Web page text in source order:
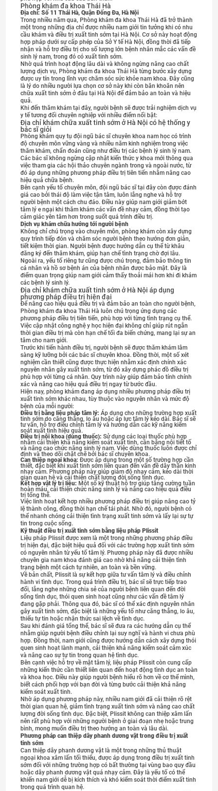
Phòng khám đa khoa Thái Hà
Địa chỉ: Số 11 Thái Hà, Quận Đống Đa, Hà Nội
Trong nhiều năm qua, Phòng khám đa khoa Thái Hà đã trở thành
một trong những địa chỉ được nhiều nam giới tin tưởng khi có nhu
cầu khám và điều trị xuất tinh sớm tại Hà Nội. Cơ sở này hoạt động
hợp pháp dưới sự cấp phép của Sở Y tế Hà Nội, đồng thời đã tiếp
nhận và hỗ trợ điều trị cho số lượng lớn bệnh nhân mắc các vấn đề
sinh lý nam, trong đó có xuất tinh sớm.
Nhờ quá trình hoạt động lâu dài và không ngừng nâng cao chất
lượng dịch vụ, Phòng khám đa khoa Thái Hà từng bước xây dựng
được uy tín trong lĩnh vực chăm sóc sức khỏe nam khoa. Đây cũng
là lý do nhiều người lựa chọn cơ sở này khi còn băn khoăn nên
chữa xuất tinh sớm ở đâu tại Hà Nội để đảm bảo an toàn và hiệu
quả.
Khi đến thăm khám tại đây, người bệnh sẽ được trải nghiệm dịch vụ
y tế tương đối chuyên nghiệp với nhiều điểm nổi bật:
Địa chỉ khám chữa xuất tinh sớm ở Hà Nội có hệ thống y
bác sĩ giỏi
Phòng khám quy tụ đội ngũ bác sĩ chuyên khoa nam học có trình
độ chuyên môn vững vàng và nhiều năm kinh nghiệm trong việc
thăm khám, chẩn đoán cũng như điều trị các bệnh lý sinh lý nam.
Các bác sĩ không ngừng cập nhật kiến thức y khoa mới thông qua
việc tham gia các hội thảo chuyên ngành trong và ngoài nước, từ
đó áp dụng những phương pháp điều trị tiên tiến nhằm nâng cao
hiệu quả chữa bệnh.
Bên cạnh yếu tố chuyên môn, đội ngũ bác sĩ tại đây còn được đánh
giá cao bởi thái độ làm việc tận tâm, luôn lắng nghe và hỗ trợ
người bệnh một cách chu đáo. Điều này giúp nam giới giảm bớt
tâm lý e ngại khi thăm khám các vấn đề nhạy cảm, đồng thời tạo
cảm giác yên tâm hơn trong suốt quá trình điều trị.
Dịch vụ khám chữa hướng tới người bệnh
Không chỉ chú trọng vào chuyên môn, phòng khám còn xây dựng
quy trình tiếp đón và chăm sóc người bệnh theo hướng đơn giản,
tiết kiệm thời gian. Người bệnh được hướng dẫn cụ thể từ khâu
đăng ký đến thăm khám, giúp hạn chế tình trạng chờ đợi lâu.
Ngoài ra, yếu tố riêng tư cũng được chú trọng, đảm bảo thông tin
cá nhân và hồ sơ bệnh án của bệnh nhân được bảo mật. Đây là
điểm quan trọng giúp nam giới cảm thấy thoải mái hơn khi đi khám
các bệnh lý sinh lý.
Địa chỉ khám chữa xuất tinh sớm ở Hà Nội áp dụng
phương pháp điều trị hiện đại
Để nâng cao hiệu quả điều trị và đảm bảo an toàn cho người bệnh,
Phòng khám đa khoa Thái Hà luôn chú trọng ứng dụng các
phương pháp điều trị tiên tiến, phù hợp với từng tình trạng cụ thể.
Việc cập nhật công nghệ y học hiện đại không chỉ giúp rút ngắn
thời gian điều trị mà còn hạn chế tối đa biến chứng, mang lại sự an
tâm cho nam giới.
Trước khi tiến hành điều trị, người bệnh sẽ được thăm khám lâm
sàng kỹ lưỡng bởi các bác sĩ chuyên khoa. Đồng thời, một số xét
nghiệm cần thiết cũng được thực hiện nhằm xác định chính xác
nguyên nhân gây xuất tinh sớm, từ đó xây dựng phác đồ điều trị
phù hợp với từng cá nhân. Quy trình này giúp đảm bảo tính chính
xác và nâng cao hiệu quả điều trị ngay từ bước đầu.
Hiện nay, phòng khám đang áp dụng nhiều phương pháp điều trị
xuất tinh sớm khác nhau, tùy thuộc vào nguyên nhân và mức độ
bệnh của mỗi người:
Điều trị bằng liệu pháp tâm lý: Áp dụng cho những trường hợp xuất
tinh sớm do căng thẳng, lo âu hoặc áp lực tâm lý kéo dài. Bác sĩ sẽ
tư vấn, hỗ trợ điều chỉnh tâm lý và hướng dẫn các kỹ năng kiểm
soát xuất tinh hiệu quả.
Điều trị nội khoa (dùng thuốc): Sử dụng các loại thuốc phù hợp
nhằm cải thiện khả năng kiểm soát xuất tinh, cân bằng nội tiết tố
và nâng cao chức năng sinh lý nam. Việc dùng thuốc luôn được chỉ
định và theo dõi chặt chẽ bởi bác sĩ chuyên khoa.
Can thiệp ngoại khoa: Được áp dụng trong một số trường hợp cần
thiết, đặc biệt khi xuất tinh sớm liên quan đến vấn đề dây thần kinh
nhạy cảm. Phương pháp này giúp giảm độ nhạy cảm, kéo dài thời
gian quan hệ và cải thiện chất lượng đời sống tình dục.
Kết hợp vật lý trị liệu: Một số kỹ thuật hỗ trợ giúp tăng cường tuần
hoàn máu, cải thiện chức năng sinh lý và nâng cao hiệu quả điều
trị tổng thể.
Việc linh hoạt kết hợp nhiều phương pháp điều trị giúp nâng cao tỷ
lệ thành công, đồng thời hạn chế tái phát. Nhờ đó, người bệnh có
thể nhanh chóng cải thiện tình trạng xuất tinh sớm và lấy lại sự tự
tin trong cuộc sống.
Kỹ thuật điều trị xuất tinh sớm bằng liệu pháp Plissit
Liệu pháp Plissit được xem là một trong những phương pháp điều
trị hiện đại, đặc biệt hiệu quả đối với các trường hợp xuất tinh sớm
có nguyên nhân từ yếu tố tâm lý. Phương pháp này đã được nhiều
chuyên gia nam khoa đánh giá cao nhờ khả năng cải thiện tình
trạng bệnh một cách tự nhiên, an toàn và bền vững.
Về bản chất, Plissit là sự kết hợp giữa tư vấn tâm lý và điều chỉnh
hành vi tình dục. Trong quá trình điều trị, bác sĩ sẽ trực tiếp trao
đổi, lắng nghe những chia sẻ của người bệnh liên quan đến đời
sống tình dục, thói quen sinh hoạt cũng như các vấn đề tâm lý
đang gặp phải. Thông qua đó, bác sĩ có thể xác định nguyên nhân
gây xuất tinh sớm, đặc biệt là những yếu tố như căng thẳng, lo âu,
thiếu tự tin hoặc nhận thức sai lệch về tình dục.
Sau khi đánh giá tổng thể, bác sĩ sẽ đưa ra các hướng dẫn cụ thể
nhằm giúp người bệnh điều chỉnh lại suy nghĩ và hành vi chưa phù
hợp. Đồng thời, nam giới cũng được hướng dẫn cách xây dựng thói
quen sinh hoạt lành mạnh, cải thiện khả năng kiểm soát cảm xúc
và nâng cao sự tự tin trong quan hệ tình dục.
Bên cạnh việc hỗ trợ về mặt tâm lý, liệu pháp Plissit còn cung cấp
những kiến thức cần thiết liên quan đến hoạt động tình dục an toàn
và khoa học. Điều này giúp người bệnh hiểu rõ hơn về cơ thể mình,
biết cách phối hợp với bạn đời và từng bước cải thiện khả năng
kiểm soát xuất tinh.
Nhờ áp dụng phương pháp này, nhiều nam giới đã cải thiện rõ rệt
thời gian quan hệ, giảm tình trạng xuất tinh sớm và nâng cao chất
lượng đời sống tình dục. Đặc biệt, Plissit không can thiệp xâm lấn
nên rất phù hợp với những người bệnh ở giai đoạn nhẹ hoặc trung
bình, mong muốn điều trị theo hướng an toàn và lâu dài.
Phương pháp can thiệp dây phanh dương vật trong điều trị xuất
tinh sớm
Can thiệp dây phanh dương vật là một trong những thủ thuật
ngoại khoa xâm lấn tối thiểu, được áp dụng trong điều trị xuất tinh
sớm đối với những trường hợp có bất thường tại vùng bao quy đầu
hoặc dây phanh dương vật quá nhạy cảm. Đây là yếu tố có thể
khiến nam giới dễ bị kích thích và khó kiểm soát thời điểm xuất tinh
trong quá trình quan hệ.